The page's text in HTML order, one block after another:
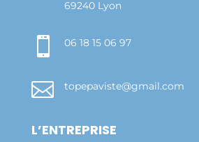
69240 Lyon
 06 18 15 06 97
 topepaviste@gmail.com
L’ENTREPRISE